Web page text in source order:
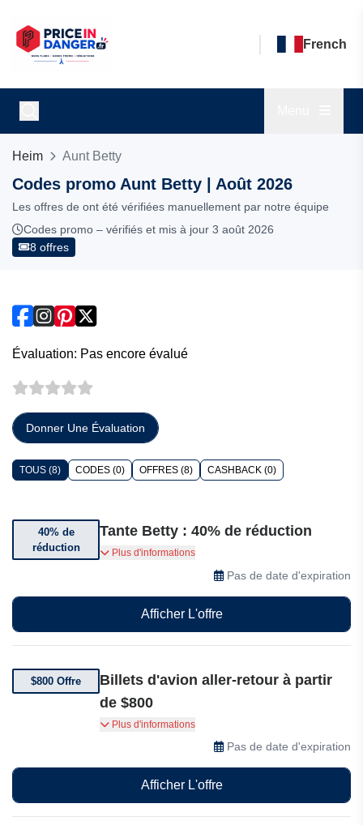
French
Heim Aunt Betty
Codes promo Aunt Betty | Août 2026
Les offres de ont été vérifiées manuellement par notre équipe
Codes promo – vérifiés et mis à jour 3 août 2026
8 offres
Évaluation: Pas encore évalué
Donner Une Évaluation
TOUS (8) CODES (0) OFFRES (8) CASHBACK (0)
40% de
réduction
Tante Betty : 40% de réduction
Bénéficiez jusqu’à 40% de réduction sur une
sélection de réservations
Plus d'informations
Pas de date d'expiration
Afficher L'offre
$800 Offre
Billets d'avion aller-retour à partir
de $800
Les compagnies aériennes chinoises proposent
les prix les plus compétitifs, avec des billets
d'avion aller-retour à partir de 800 dollars.
Plus d'informations
Pas de date d'expiration
Afficher L'offre